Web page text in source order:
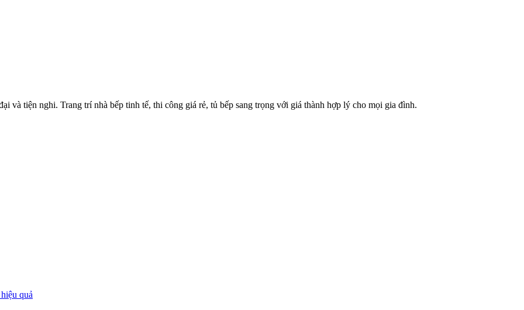
và tiện nghi. Trang trí nhà bếp tinh tế, thi công giá rẻ, tủ bếp sang trọng với giá thành hợp lý cho mọi gia đình.
quả